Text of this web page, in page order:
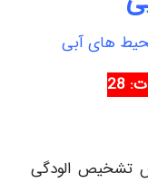
های آبی
28
تشخیص الودگی